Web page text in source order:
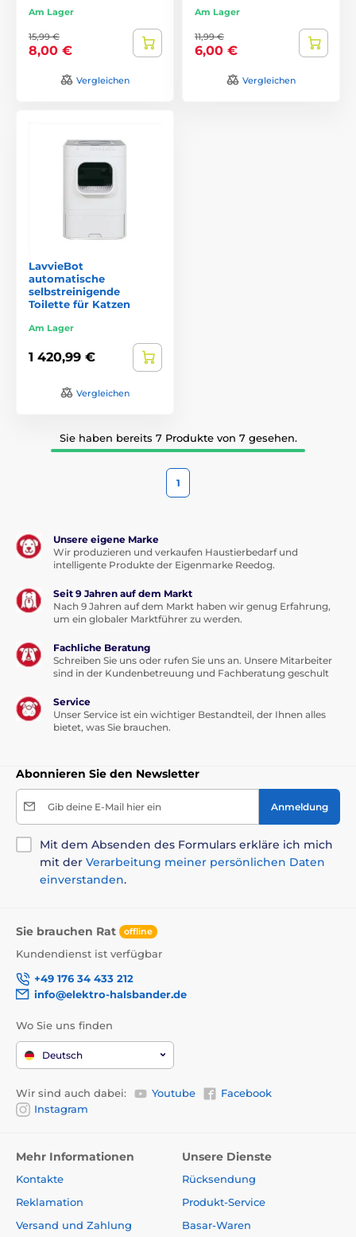
Am Lager
15,99 €
8,00 €
Vergleichen
Am Lager
11,99 €
6,00 €
Vergleichen
LavvieBot
automatische
selbstreinigende
Toilette für Katzen
Am Lager
1 420,99 €
Vergleichen
Sie haben bereits 7 Produkte von 7 gesehen.
1
Unsere eigene Marke
Wir produzieren und verkaufen Haustierbedarf und
intelligente Produkte der Eigenmarke Reedog.
Seit 9 Jahren auf dem Markt
Nach 9 Jahren auf dem Markt haben wir genug Erfahrung,
um ein globaler Marktführer zu werden.
Fachliche Beratung
Schreiben Sie uns oder rufen Sie uns an. Unsere Mitarbeiter
sind in der Kundenbetreuung und Fachberatung geschult
Service
Unser Service ist ein wichtiger Bestandteil, der Ihnen alles
bietet, was Sie brauchen.
Abonnieren Sie den Newsletter
Gib deine E-Mail hier ein Anmeldung
Mit dem Absenden des Formulars erkläre ich mich
mit der Verarbeitung meiner persönlichen Daten
einverstanden.
Sie brauchen Rat offline
Kundendienst ist verfügbar
+49 176 34 433 212
info@elektro-halsbander.de
Wo Sie uns finden
Deutsch
Wir sind auch dabei: Youtube
Facebook
Instagram
Mehr Informationen
Kontakte
Reklamation
Versand und Zahlung
Unsere Dienste
Rücksendung
Produkt-Service
Basar-Waren